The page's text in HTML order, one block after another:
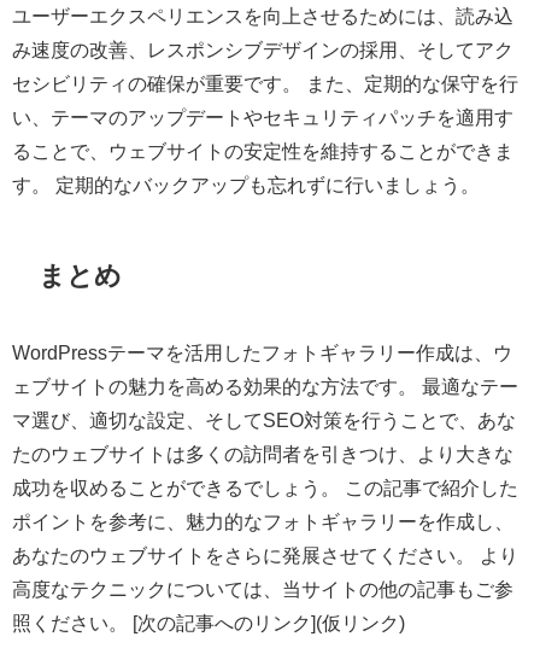
ユーザーエクスペリエンスを向上させるためには、読み込
み速度の改善、レスポンシブデザインの採用、そしてアク
セシビリティの確保が重要です。 また、定期的な保守を行
い、テーマのアップデートやセキュリティパッチを適用す
ることで、ウェブサイトの安定性を維持することができま
す。 定期的なバックアップも忘れずに行いましょう。
まとめ
WordPressテーマを活用したフォトギャラリー作成は、ウ
ェブサイトの魅力を高める効果的な方法です。 最適なテー
マ選び、適切な設定、そしてSEO対策を行うことで、あな
たのウェブサイトは多くの訪問者を引きつけ、より大きな
成功を収めることができるでしょう。 この記事で紹介した
ポイントを参考に、魅力的なフォトギャラリーを作成し、
あなたのウェブサイトをさらに発展させてください。 より
高度なテクニックについては、当サイトの他の記事もご参
照ください。 [次の記事へのリンク](仮リンク)